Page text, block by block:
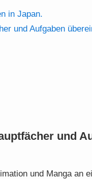
in Japan.
und Aufgaben
und
und Manga an